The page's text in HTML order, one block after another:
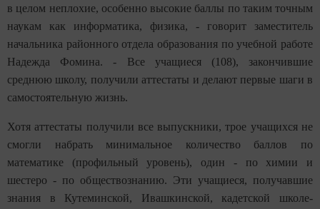
в целом неплохие, особенно высокие баллы по таким точным
наукам как информатика, физика, - говорит заместитель
начальника районного отдела образования по учебной работе
Надежда Фомина. - Все учащиеся (108), закончившие
среднюю школу, получили аттестаты и делают первые шаги в
самостоятельную жизнь.
Хотя аттестаты получили все выпускники, трое учащихся не
смогли набрать минимальное количество баллов по
математике (профильный уровень), один - по химии и
шестеро - по обществознанию. Эти учащиеся, получавшие
знания в Кутеминской, Ивашкинской, кадетской школе-